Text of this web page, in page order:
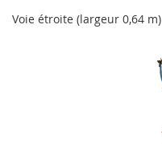
Voie étroite (largeur 0,64 m)